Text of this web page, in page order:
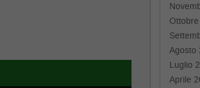
Agosto
Luglio
Aprile